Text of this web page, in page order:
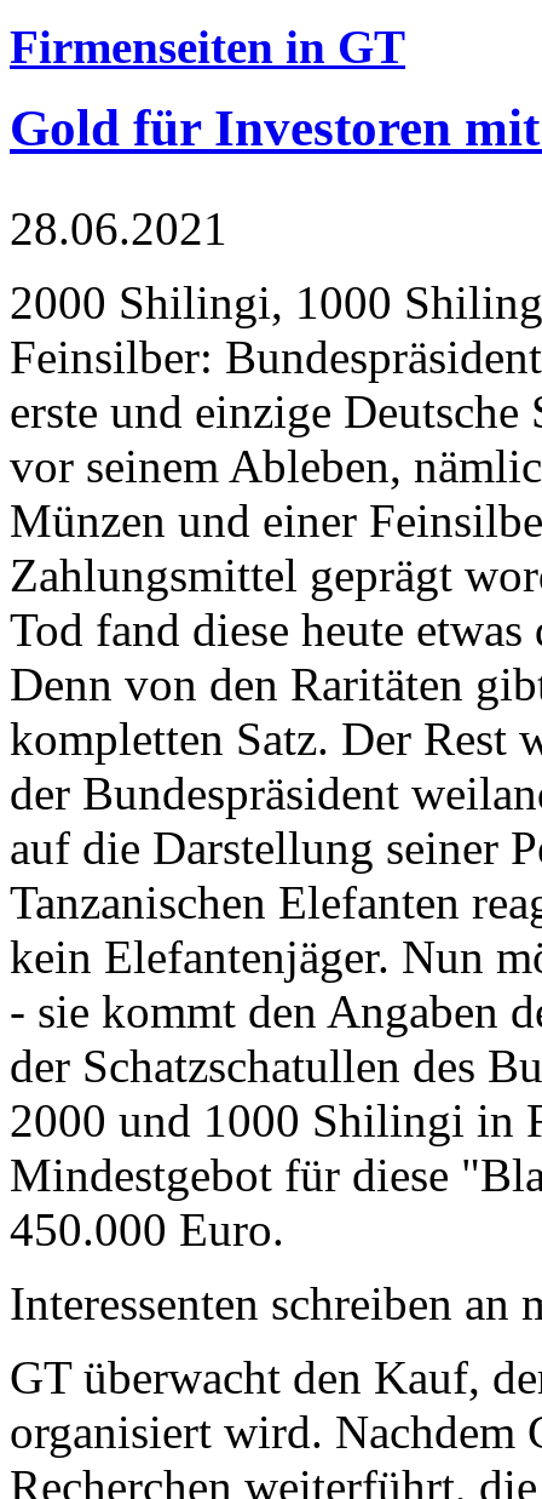
Firmenseiten in GT
Gold für Investoren
28.06.2021
2000 Shilingi, 1000
Feinsilber:
erste und einzige Deutsche
vor seinem Ableben,
Münzen und einer
Zahlungsmittel geprägt
Tod fand diese heute
Denn von den Raritäten
kompletten Satz. Der Rest
der Bundespräsident
auf die Darstellung seiner
Tanzanischen Elefanten
kein Elefantenjäger. Nun
- sie kommt den Angaben
der Schatzschatullen des
2000 und 1000 Shilingi in
Mindestgebot für diese
450.000 Euro.
Interessenten schreiben
GT überwacht den Kauf,
organisiert wird. Nachdem
Recherchen weiterführt,